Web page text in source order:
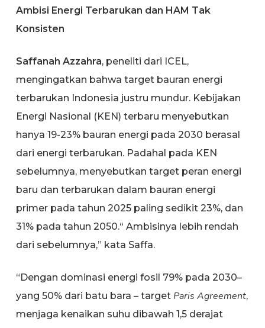
Ambisi Energi Terbarukan dan HAM Tak
Konsisten
Saffanah Azzahra, peneliti dari ICEL,
mengingatkan bahwa target bauran energi
terbarukan Indonesia justru mundur. Kebijakan
Energi Nasional (KEN) terbaru menyebutkan
hanya 19-23% bauran energi pada 2030 berasal
dari energi terbarukan. Padahal pada KEN
sebelumnya, menyebutkan target peran energi
baru dan terbarukan dalam bauran energi
primer pada tahun 2025 paling sedikit 23%, dan
31% pada tahun 2050.“ Ambisinya lebih rendah
dari sebelumnya,” kata Saffa.
“Dengan dominasi energi fosil 79% pada 2030–
yang 50% dari batu bara – target Paris Agreement,
menjaga kenaikan suhu dibawah 1,5 derajat